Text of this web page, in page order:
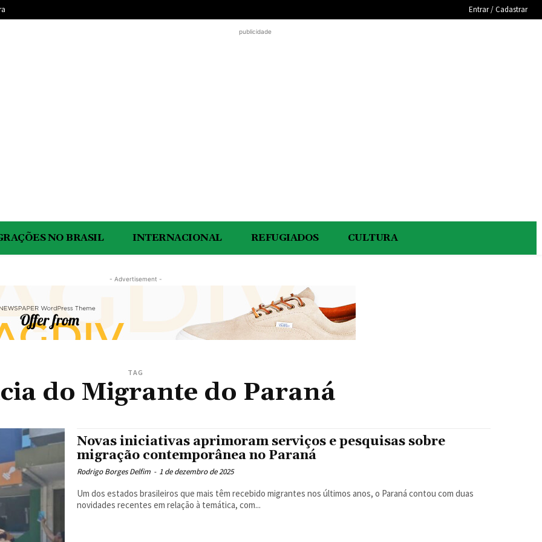
Entrar / Cadastrar
publicidade
NO BRASIL INTERNACIONAL REFUGIADOS CULTURA
- Advertisement -
TAG
do Migrante do Paraná
Novas iniciativas aprimoram serviços e pesquisas sobre
migração contemporânea no Paraná
Rodrigo Borges Delfim - 1 de dezembro de 2025
Um dos estados brasileiros que mais têm recebido migrantes nos últimos anos, o Paraná contou com duas
novidades recentes em relação à temática, com...